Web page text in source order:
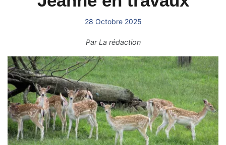
28 Octobre 2025
ParLa rédaction